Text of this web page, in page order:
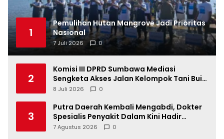
1
Pemulihan Hutan Mangrove Jadi Prioritas
Nasional
7 Juli 2026 0
2
Komisi III DPRD Sumbawa Mediasi
Sengketa Akses Jalan Kelompok Tani Buin
Dua
8 Juli 2026 0
3
Putra Daerah Kembali Mengabdi, Dokter
Spesialis Penyakit Dalam Kini Hadir
Melayani Masyarakat Sumbawa
7 Agustus 2026 0